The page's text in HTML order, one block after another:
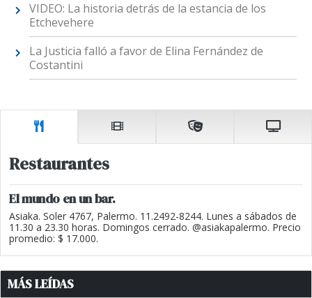
VIDEO: La historia detrás de la estancia de los
Etchevehere
La Justicia falló a favor de Elina Fernández de
Costantini
Restaurantes
El mundo en un bar.
Asiaka. Soler 4767, Palermo. 11.2492-8244. Lunes a sábados de
11.30 a 23.30 horas. Domingos cerrado. @asiakapalermo. Precio
promedio: $ 17.000.
MÁS LEÍDAS